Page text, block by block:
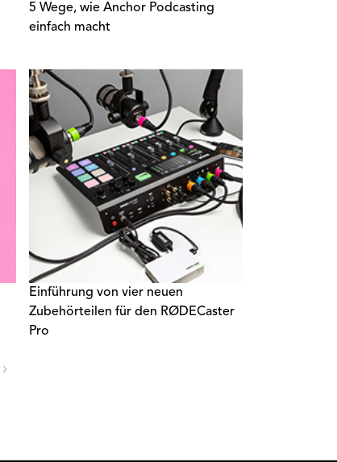
5 Wege, wie Anchor Podcasting
einfach macht
Einführung von vier neuen
Zubehörteilen für den RØDECaster
Pro
›